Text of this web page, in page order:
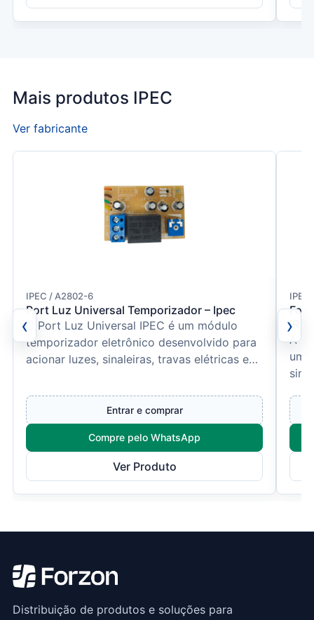
Mais produtos IPEC
Ver fabricante
‹
IPEC / A2802-6
Port Luz Universal Temporizador – Ipec
O Port Luz Universal IPEC é um módulo
temporizador eletrônico desenvolvido para
acionar luzes, sinaleiras, travas elétricas e
Entrar e comprar
Compre pelo WhatsApp
Ver Produto
IR
A
um
›
Distribuição de produtos e soluções para